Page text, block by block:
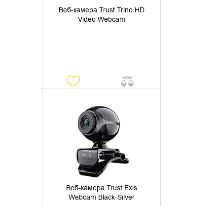
Веб-камера Trust Trino HD
Video Webcam
Веб-камера Trust Exis
Webcam Black-Silver
УТОЧНИТЬ НАЛИЧИЕ